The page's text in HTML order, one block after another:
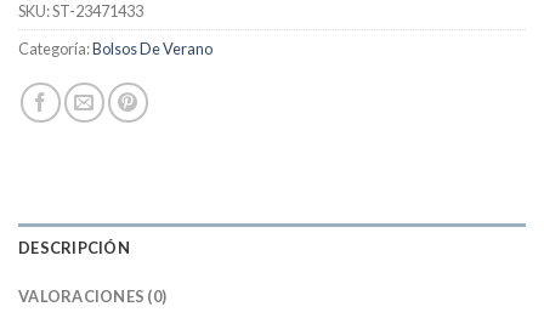
SKU:ST-23471433
Categoría:Bolsos De Verano
DESCRIPCIÓN
VALORACIONES (0)